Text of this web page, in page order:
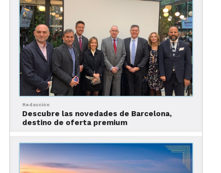
3. Casa Milà
Conocida como “La Pedrera”, esta casa es famosa
Redacción
Descubre las novedades de Barcelona,
destino de oferta premium